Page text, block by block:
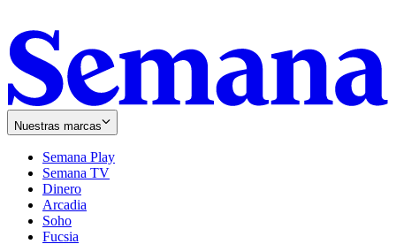
Nuestras marcas
Semana Play
Semana TV
Dinero
Arcadia
Soho
in
Fucsia